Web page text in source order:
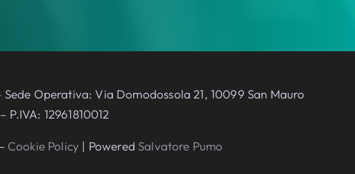
Operativa: Via Domodossola 21, 10099 San Mauro
– P.IVA: 12961810012
– Cookie Policy | Powered Salvatore Pumo